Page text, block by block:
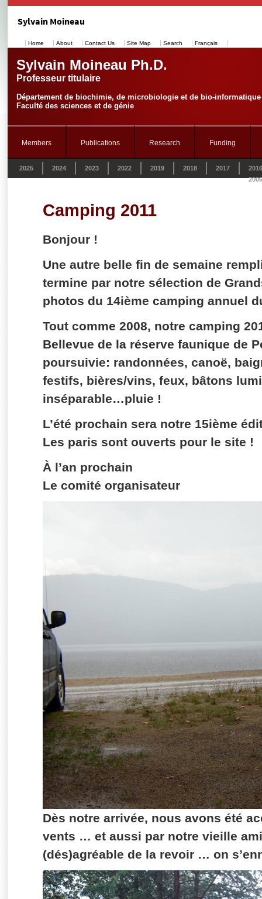
Sylvain Moineau
Home About Contact Us Site Map Search Français
Sylvain Moineau Ph.D.
Professeur titulaire
Département de biochimie, de microbiologie et de bio-informatique
Faculté des sciences et de génie
Members Publications Research Funding
2025 2024 2023 2022 2019 2018 2017
2016
2006
Camping 2011
Bonjour !
Une autre belle fin de semaine
termine par notre sélection de
photos du 14ième camping annuel
Tout comme 2008, notre camping
Bellevue de la réserve faunique de
poursuivie: randonnées, canoë,
festifs, bières/vins, feux, bâtons
inséparable…pluie !
L’été prochain sera notre 15ième
Les paris sont ouverts pour le site !
À l’an prochain
Le comité organisateur
Dès notre arrivée, nous avons été
vents … et aussi par notre vieille
(dés)agréable de la revoir … on